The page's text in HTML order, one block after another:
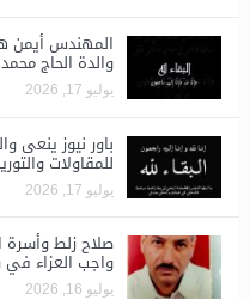
المهندس أيمن
والدة الحاج
يوليو 17, 2026
باور نيوز ينعى
للمقاولات
يوليو 17, 2026
صلاح زلط
واجب العزاء في
يوليو 16, 2026